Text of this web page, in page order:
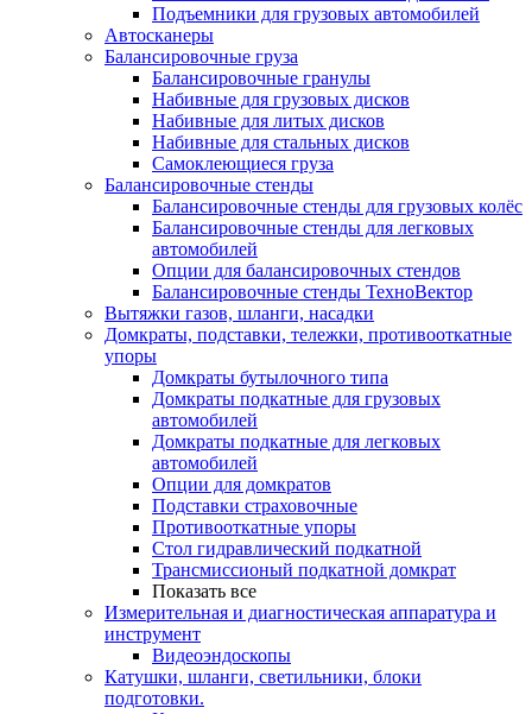
Подъемники для грузовых автомобилей
Автосканеры
Балансировочные груза
Балансировочные гранулы
Набивные для грузовых дисков
Набивные для литых дисков
Набивные для стальных дисков
Самоклеющиеся груза
Балансировочные стенды
Балансировочные стенды для грузовых колёс
Балансировочные стенды для легковых
автомобилей
Опции для балансировочных стендов
Балансировочные стенды ТехноВектор
Вытяжки газов, шланги, насадки
Домкраты, подставки, тележки, противооткатные
упоры
Домкраты бутылочного типа
Домкраты подкатные для грузовых
автомобилей
Домкраты подкатные для легковых
автомобилей
Опции для домкратов
Подставки страховочные
Противооткатные упоры
Стол гидравлический подкатной
Трансмиссионый подкатной домкрат
Показать все
Измерительная и диагностическая аппаратура и
инструмент
Видеоэндоскопы
Катушки, шланги, светильники, блоки
подготовки.